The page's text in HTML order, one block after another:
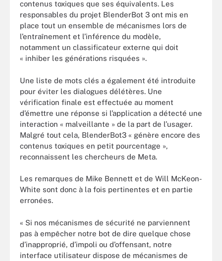
contenus toxiques que ses équivalents. Les
responsables du projet BlenderBot 3 ont mis en
place tout un ensemble de mécanismes lors de
l’entraînement et l’inférence du modèle,
notamment un classificateur externe qui doit
« inhiber les générations risquées ».
Une liste de mots clés a également été introduite
pour éviter les dialogues délétères. Une
vérification finale est effectuée au moment
d’émettre une réponse si l’application a détecté une
interaction « malveillante » de la part de l’usager.
Malgré tout cela, BlenderBot3 « génère encore des
contenus toxiques en petit pourcentage »,
reconnaissent les chercheurs de Meta.
Les remarques de Mike Bennett et de Will McKeon-
White sont donc à la fois pertinentes et en partie
erronées.
« Si nos mécanismes de sécurité ne parviennent
pas à empêcher notre bot de dire quelque chose
d’inapproprié, d’impoli ou d’offensant, notre
interface utilisateur dispose de mécanismes de